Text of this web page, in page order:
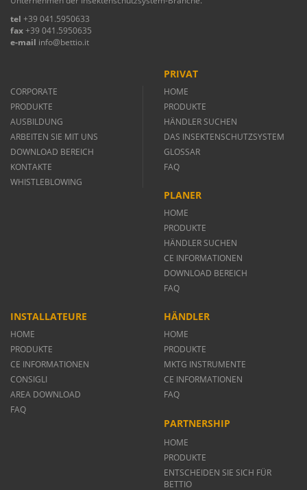
tel +39 041.5950633
fax+39 041.5950635
e-mail info@bettio.it
CORPORATE
PRODUKTE
AUSBILDUNG
ARBEITEN SIE MIT UNS
DOWNLOAD BEREICH
KONTAKTE
WHISTLEBLOWING
PRIVAT
HOME
PRODUKTE
HÄNDLER SUCHEN
DAS INSEKTENSCHUTZSYSTEM
GLOSSAR
FAQ
PLANER
HOME
PRODUKTE
HÄNDLER SUCHEN
CE INFORMATIONEN
DOWNLOAD BEREICH
FAQ
INSTALLATEURE
HOME
PRODUKTE
CE INFORMATIONEN
CONSIGLI
AREA DOWNLOAD
FAQ
HÄNDLER
HOME
PRODUKTE
MKTG INSTRUMENTE
CE INFORMATIONEN
FAQ
PARTNERSHIP
HOME
PRODUKTE
ENTSCHEIDEN SIE SICH FÜR
BETTIO